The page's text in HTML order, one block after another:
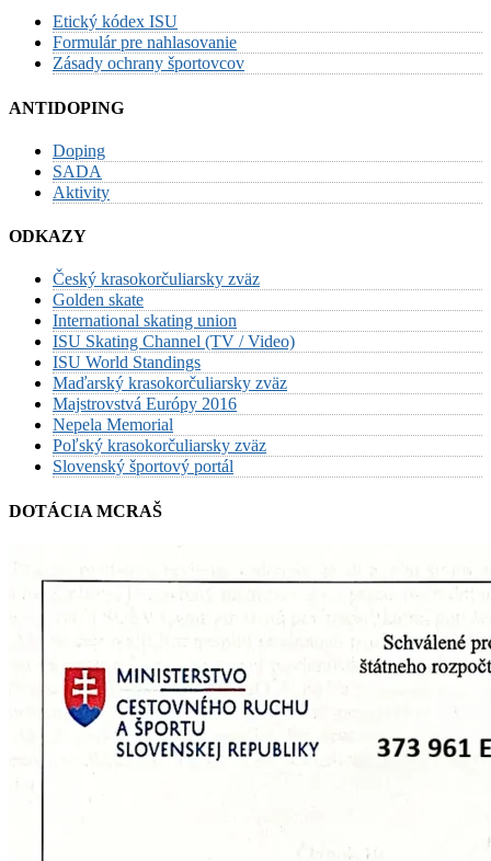
Etický kódex ISU
Formulár pre nahlasovanie
Zásady ochrany športovcov
ANTIDOPING
Doping
SADA
Aktivity
ODKAZY
Český krasokorčuliarsky zväz
Golden skate
International skating union
ISU Skating Channel (TV / Video)
ISU World Standings
Maďarský krasokorčuliarsky zväz
Majstrovstvá Európy 2016
Nepela Memorial
Poľský krasokorčuliarsky zväz
Slovenský športový portál
DOTÁCIA MCRAŠ